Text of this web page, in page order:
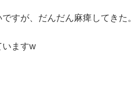
すが、だんだん麻痺してきた。
いますw